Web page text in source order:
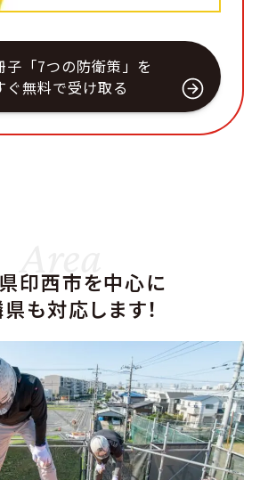
子「7つの防衛策」を
ぐ無料で受け取る
印西市を中心に
も対応します！